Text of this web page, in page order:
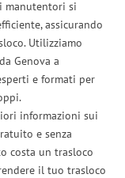
manutentori si
assicurando
Utilizziamo
Genova a
e formati per
informazioni sui
e senza
costa un trasloco
il tuo trasloco